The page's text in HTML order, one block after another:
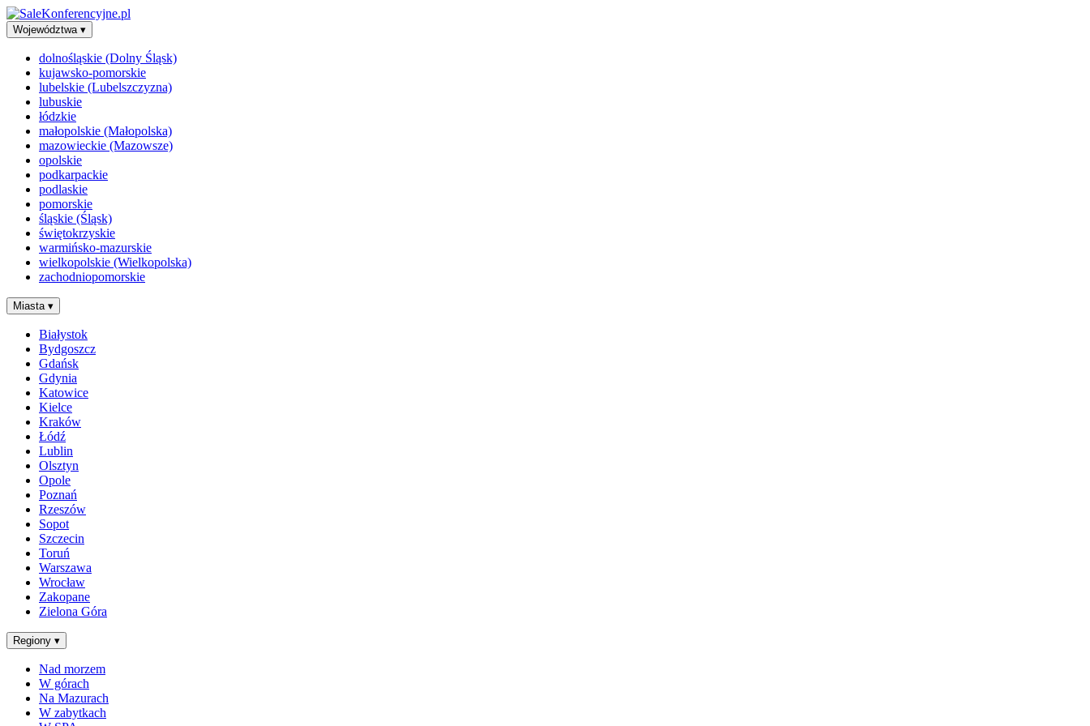
Województwa ▾
dolnośląskie (Dolny Śląsk)
kujawsko-pomorskie
lubelskie (Lubelszczyzna)
lubuskie
łódzkie
małopolskie (Małopolska)
mazowieckie (Mazowsze)
opolskie
podkarpackie
podlaskie
pomorskie
śląskie (Śląsk)
świętokrzyskie
warmińsko-mazurskie
wielkopolskie (Wielkopolska)
zachodniopomorskie
Miasta ▾
Białystok
Bydgoszcz
Gdańsk
Gdynia
Katowice
Kielce
Kraków
Łódź
Lublin
Olsztyn
Opole
Poznań
Rzeszów
Sopot
Szczecin
Toruń
Warszawa
Wrocław
Zakopane
Zielona Góra
Regiony ▾
Nad morzem
W górach
Na Mazurach
W zabytkach